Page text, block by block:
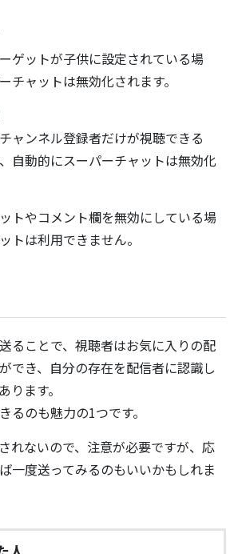
ゲットが子供に設定されている場
チャットは無効化されます。
ャンネル登録者だけが視聴できる
自動的にスーパーチャットは無効化
トやコメント欄を無効にしている場
トは利用できません。
ることで、視聴者はお気に入りの配
でき、自分の存在を配信者に認識し
ります。
るのも魅力の1つです。
れないので、注意が必要ですが、応
一度送ってみるのもいいかもしれま